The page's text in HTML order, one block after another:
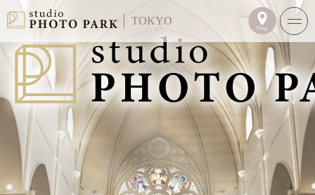
TOKYO